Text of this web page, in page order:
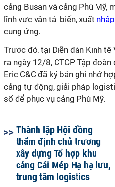
cảng Busan và cảng Phù Mỹ,
lĩnh vực vận tải biển, xuất
cung ứng.
Trước đó, tại Diễn đàn Kinh tế
ra ngày 12/8, CTCP Tập
Eric C&C đã ký bản ghi nhớ
cảng tự động, giải pháp
số để phục vụ cảng Phù Mỹ.
Thành lập Hội đồng
thẩm định chủ trương
xây dựng Tổ hợp khu
cảng Cái Mép Hạ hạ lưu,
trung tâm logistics